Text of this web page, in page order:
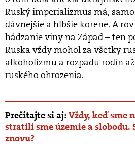
Ruský imperializmus má,
dávnejšie a hlbšie korene. A
hádzanie viny na Západ – ten
Ruska vždy mohol za všetky
alkoholizmu a rozpadu rodín
ruského ohrozenia.
Prečítajte si aj:Vždy, keď sme
stratili sme územie a slobodu.
znovu?